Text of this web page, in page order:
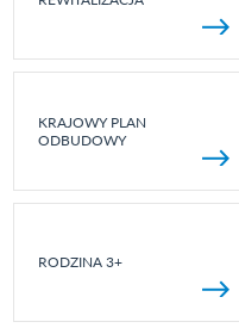
KRAJOWY PLAN
ODBUDOWY
RODZINA 3+